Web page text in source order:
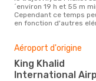
´environ 19 h et 55 m
Cependant ce temps
en fonction d'autres
Aéroport d'origine
King Khalid
International